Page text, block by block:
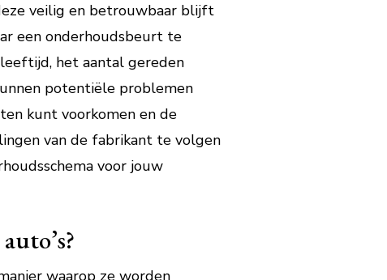
veilig en betrouwbaar blijft
een onderhoudsbeurt te
het aantal gereden
potentiële problemen
kunt voorkomen en de
van de fabrikant te volgen
voor jouw
waarop ze worden